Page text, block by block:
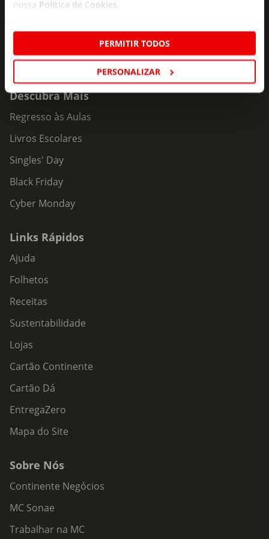
nossa Política de Cookies.
PERMITIR TODOS
PERSONALIZAR
Descubra Mais
Regresso às Aulas
Livros Escolares
Singles' Day
Black Friday
Cyber Monday
Links Rápidos
Ajuda
Folhetos
Receitas
Sustentabilidade
Lojas
Cartão Continente
Cartão Dá
EntregaZero
Mapa do Site
Sobre Nós
Continente Negócios
MC Sonae
Trabalhar na MC